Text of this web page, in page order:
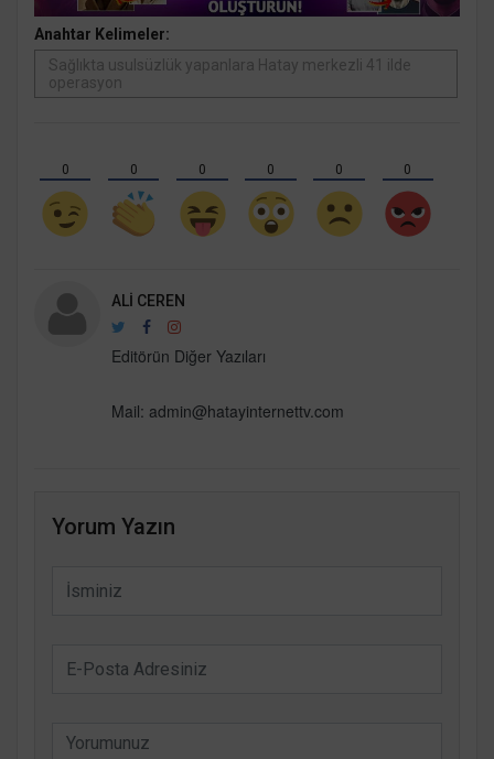
Anahtar Kelimeler:
Sağlıkta usulsüzlük yapanlara Hatay merkezli 41 ilde
operasyon
0 0 0 0 0 0
ALI CEREN
Editörün Diğer Yazıları
Mail: admin@hatayinternettv.com
Yorum Yazın